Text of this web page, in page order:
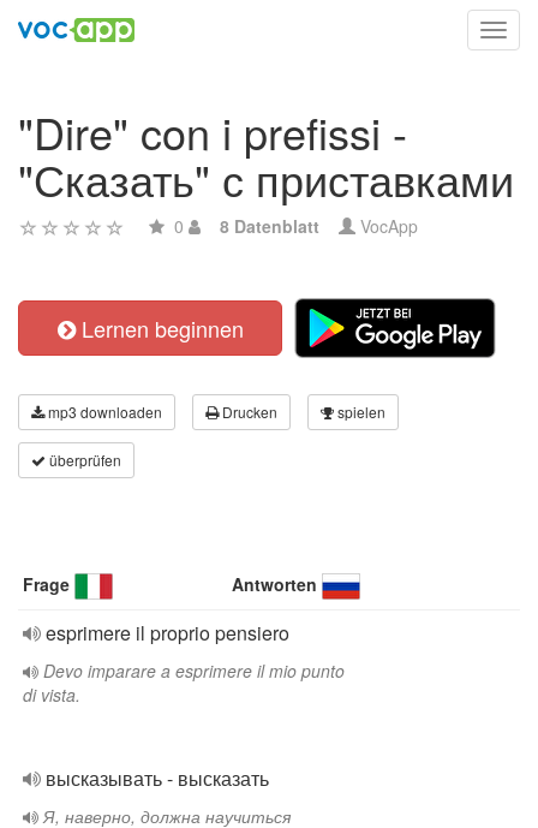
"Dire" con i prefissi -
"Сказать" с приставками
0 8 Datenblatt VocApp
Lernen beginnen
mp3 downloaden Drucken spielen
überprüfen
Frage Antworten
esprimere il proprio pensiero
Devo imparare a esprimere il mio punto
di vista.
высказывать - высказать
Я, наверно, должна научиться